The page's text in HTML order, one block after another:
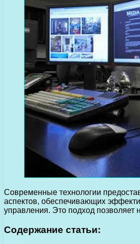
Современные технологии
аспектов, обеспечивающих
управления. Это подход позволяет
Содержание статьи: